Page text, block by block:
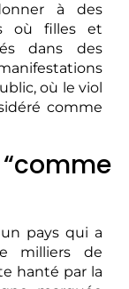
à des
où filles et
dans des
où le viol
comme
pays qui a
milliers de
hanté par la